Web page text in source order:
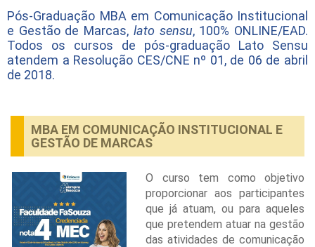
Pós-Graduação MBA em Comunicação Institucional
e Gestão de Marcas, lato sensu, 100% ONLINE/EAD.
Todos os cursos de pós-graduação Lato Sensu
atendem a Resolução CES/CNE nº 01, de 06 de abril
de 2018.
MBA EM COMUNICAÇÃO INSTITUCIONAL E
GESTÃO DE MARCAS
O curso tem como objetivo
proporcionar aos participantes
que já atuam, ou para aqueles
que pretendem atuar na gestão
das atividades de comunicação